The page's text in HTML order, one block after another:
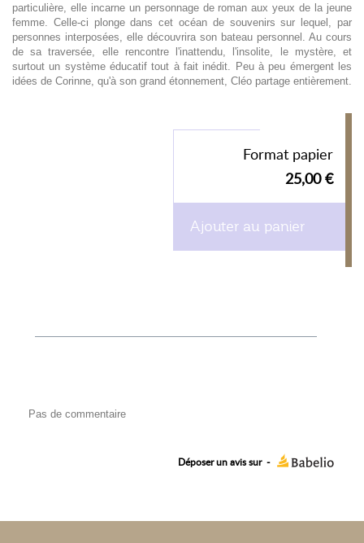
particulière, elle incarne un personnage de roman aux yeux de la jeune
femme. Celle-ci plonge dans cet océan de souvenirs sur lequel, par
personnes interposées, elle découvrira son bateau personnel. Au cours
de sa traversée, elle rencontre l'inattendu, l'insolite, le mystère, et
surtout un système éducatif tout à fait inédit. Peu à peu émergent les
idées de Corinne, qu'à son grand étonnement, Cléo partage entièrement.
Format papier
25,00 €
Ajouter au panier
Pas de commentaire
Déposer un avis sur -